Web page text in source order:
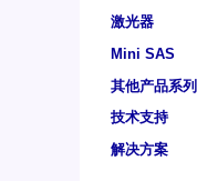
激光器
Mini SAS
其他产品系列
技术支持
解决方案